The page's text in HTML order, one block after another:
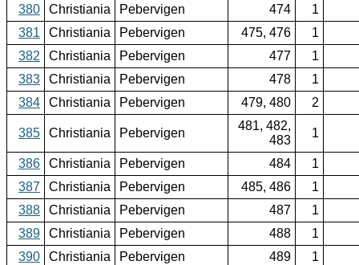
380
Christiania Pebervigen 474
1
381
Christiania Pebervigen 475, 476
1
382
Christiania Pebervigen 477
1
383
Christiania Pebervigen 478
1
384
Christiania Pebervigen 479, 480 2
385 Christiania Pebervigen
481, 482,
483
1
386 Christiania Pebervigen 484
1
387
Christiania Pebervigen 485, 486
1
388
Christiania Pebervigen 487
1
389
Christiania Pebervigen 488
1
390
Christiania Pebervigen 489
1